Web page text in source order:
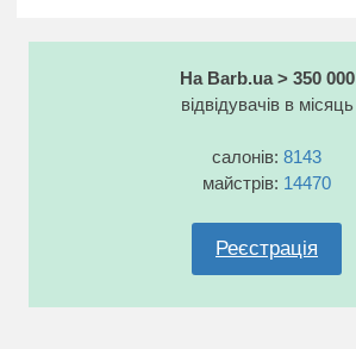
На Barb.ua > 350 000
відвідувачів в місяць
салонів: 8143
майстрів: 14470
Реєстрація